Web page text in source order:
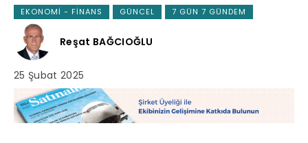
EKONOMI - FINANS GÜNCEL 7 GÜN 7 GÜNDEM
Reşat BAĞCIOĞLU
25 Şubat 2025